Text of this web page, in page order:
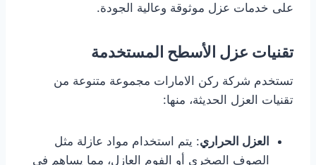
على خدمات عزل موثوقة وعالية الجودة.
تقنيات عزل الأسطح المستخدمة
تستخدم شركة ركن الامارات مجموعة متنوعة من
تقنيات العزل الحديثة، منها:
العزل الحراري: يتم استخدام مواد عازلة مثل
الصوف الصخري أو الفوم العازل، مما يساهم في